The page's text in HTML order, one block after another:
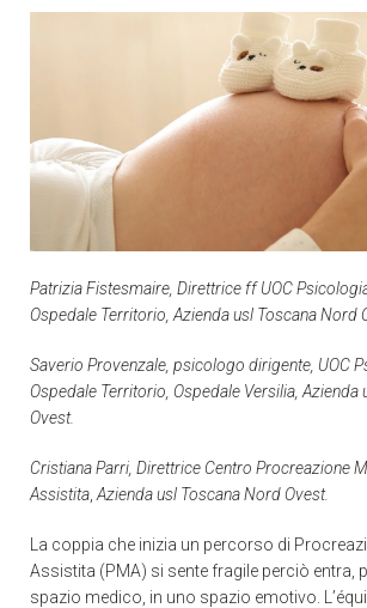
Patrizia Fistesmaire, Direttrice ff UOC
Ospedale Territorio, Azienda usl Toscana Nord
Saverio Provenzale, psicologo dirigente, UOC
Ospedale Territorio, Ospedale Versilia, Azienda
Ovest.
Cristiana Parri, Direttrice Centro Procreazione
Assistita Azienda usl Toscana Nord Ovest.
La coppia che inizia un percorso di
Assistita (PMA) si sente fragile perciò entra,
spazio medico, in uno spazio emotivo.